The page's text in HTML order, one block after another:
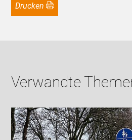
Drucken
Verwandte